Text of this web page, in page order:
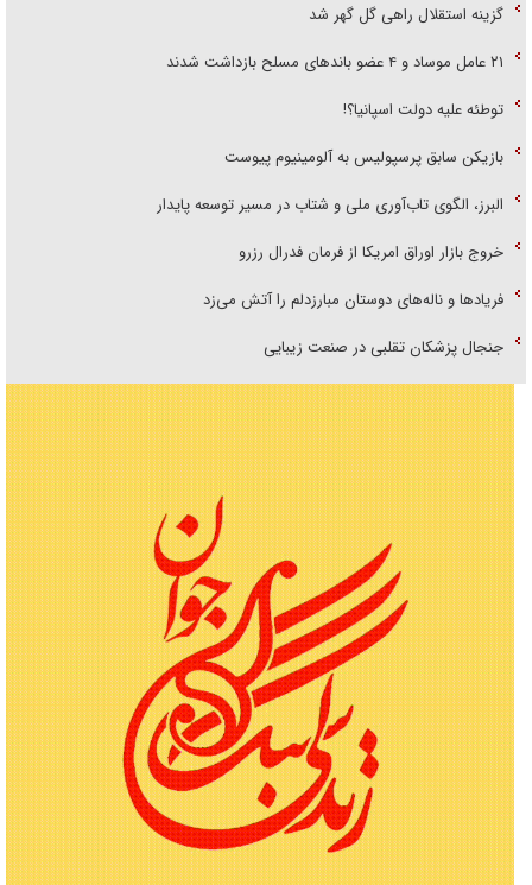
گزینه استقلال راهی گل گهر شد
۲۱ عامل موساد و ۴ عضو باند‌های مسلح بازداشت شدند
توطئه علیه دولت اسپانیا؟!
بازیکن سابق پرسپولیس به آلومینیوم پیوست
البرز، الگوی تاب‌آوری ملی و شتاب در مسیر توسعه پایدار
خروج بازار اوراق امریکا از فرمان فدرال رزرو
فریاد‌ها و ناله‌های دوستان مبارزدلم را آتش می‌زد
جنجال پزشکان تقلبی در صنعت زیبایی